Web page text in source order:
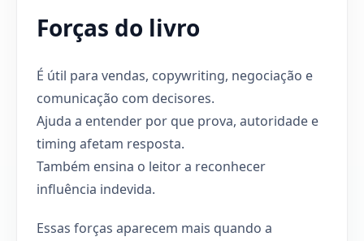
Forças do livro
É útil para vendas, copywriting, negociação e
comunicação com decisores.
Ajuda a entender por que prova, autoridade e
timing afetam resposta.
Também ensina o leitor a reconhecer
influência indevida.
Essas forças aparecem mais quando a